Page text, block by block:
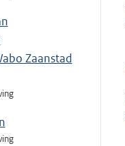
Zaanstad